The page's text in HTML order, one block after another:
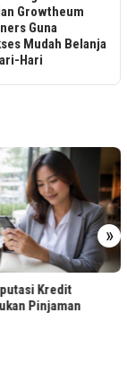
UMKM Lokal
»
LRT Jabodebek
Foto Berhadiah,